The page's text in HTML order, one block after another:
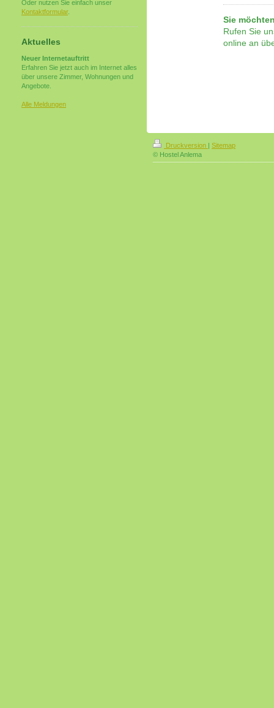
Sie
Rufen Sie
online an
Oder nutzen Sie einfach unser
Kontaktformular.
Aktuelles
Neuer Internetauftritt
Erfahren Sie jetzt auch im Internet alles
über unsere Zimmer, Wohnungen und
Angebote.
Alle Meldungen
Druckversion | Sitemap
© Hostel Anlema